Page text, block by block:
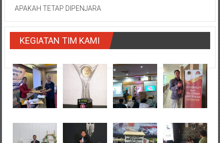
APAKAH TETAP DIPENJARA
KEGIATAN TIM KAMI